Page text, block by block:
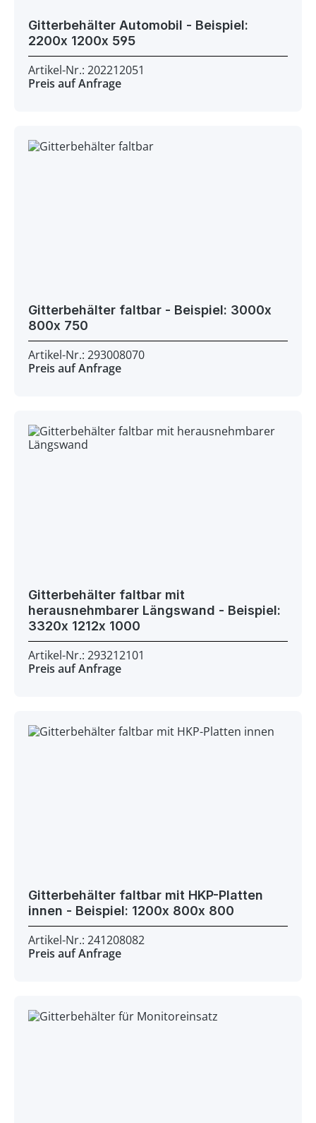
Gitterbehälter Automobil - Beispiel:
2200x 1200x 595
Artikel-Nr.: 202212051
Preis auf Anfrage
Gitterbehälter faltbar - Beispiel: 3000x
800x 750
Artikel-Nr.: 293008070
Preis auf Anfrage
Gitterbehälter faltbar mit
herausnehmbarer Längswand - Beispiel:
3320x 1212x 1000
Artikel-Nr.: 293212101
Preis auf Anfrage
Gitterbehälter faltbar mit HKP-Platten
innen - Beispiel: 1200x 800x 800
Artikel-Nr.: 241208082
Preis auf Anfrage